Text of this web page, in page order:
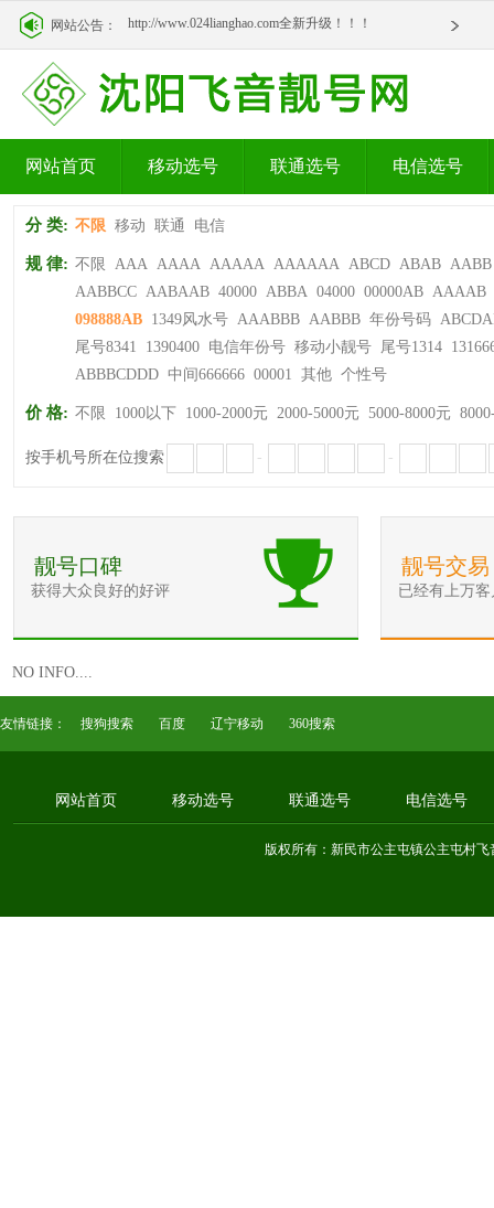
网站公告： http://www.024lianghao.com全新升级！！！
网站首页 移动选号 联通选号 电信选号
分 类: 不限 移动 联通 电信
规 律: 不限 AAA AAAA AAAAA AAAAAA ABCD ABAB AABB
AABBCC AABAAB 40000 ABBA 04000 00000AB AAAAB
098888AB 1349风水号 AAABBB AABBB 年份号码
尾号8341
1390400 电信年份号 移动小靓号 尾号1314
ABBBCDDD 中间666666 00001 其他 个性号
价 格: 不限 1000以下 1000-2000元 2000-5000元 5000-8000元
按手机号所在位搜索 - -
靓号口碑
获得大众良好的好评
靓号交易
已经有上万
NO INFO....
友情链接： 搜狗搜索 百度 辽宁移动 360搜索
网站首页 移动选号 联通选号 电信选号
版权所有：新民市公主屯镇公主屯村